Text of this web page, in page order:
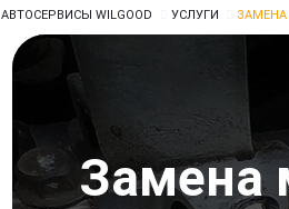
АВТОСЕРВИСЫ WILGOOD УСЛУГИ ЗАМЕНА
Замена